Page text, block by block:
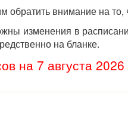
обратить внимание на
изменения в
на бланке.
на 7 августа